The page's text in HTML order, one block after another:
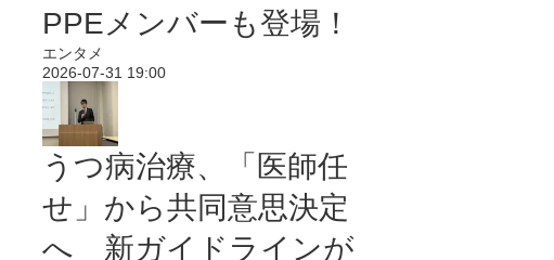
PPEメンバーも登場！
エンタメ
2026-07-31 19:00
うつ病治療、「医師任
せ」から共同意思決定
へ 新ガイドラインが